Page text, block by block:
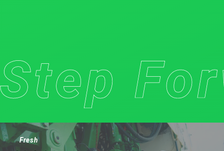
Fresh